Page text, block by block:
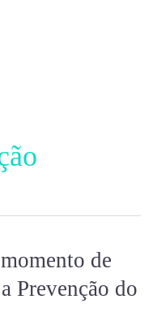
de
Prevenção do